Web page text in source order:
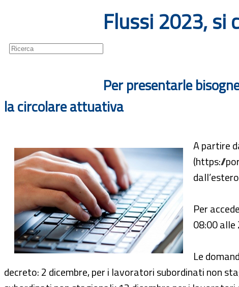
Flussi 2023, si
Per presentarle
la circolare attuativa
A partire
(https://
Per
08:00
Le
decreto: 2 dicembre, per i lavoratori subordinati non